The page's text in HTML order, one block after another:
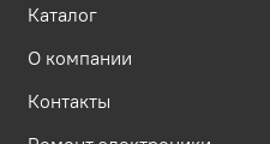
Каталог
О компании
Контакты